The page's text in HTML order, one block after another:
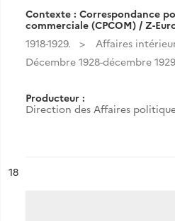
Contexte : Correspondance
commerciale (CPCOM) / Z-
1918-1929.
Affaires
Décembre 1928-décembre
Producteur :
Direction des Affaires
n°
18